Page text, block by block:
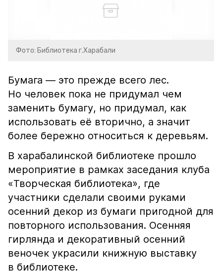
Фото: Библиотека г.Харабали
Бумага — это прежде всего лес.
Но человек пока не придумал чем
заменить бумагу, но придумал, как
использовать её вторично, а значит
более бережно относиться к деревьям.
В харабалинской библиотеке прошло
мероприятие в рамках заседания клуба
«Творческая библиотека», где
участники сделали своими руками
осенний декор из бумаги пригодной для
повторного использования. Осенняя
гирлянда и декоративный осенний
веночек украсили книжную выставку
в библиотеке.